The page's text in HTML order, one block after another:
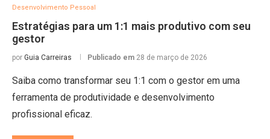
Desenvolvimento Pessoal
Estratégias para um 1:1 mais produtivo com seu
gestor
por Guia Carreiras Publicado em 28 de março de 2026
Saiba como transformar seu 1:1 com o gestor em uma
ferramenta de produtividade e desenvolvimento
profissional eficaz.